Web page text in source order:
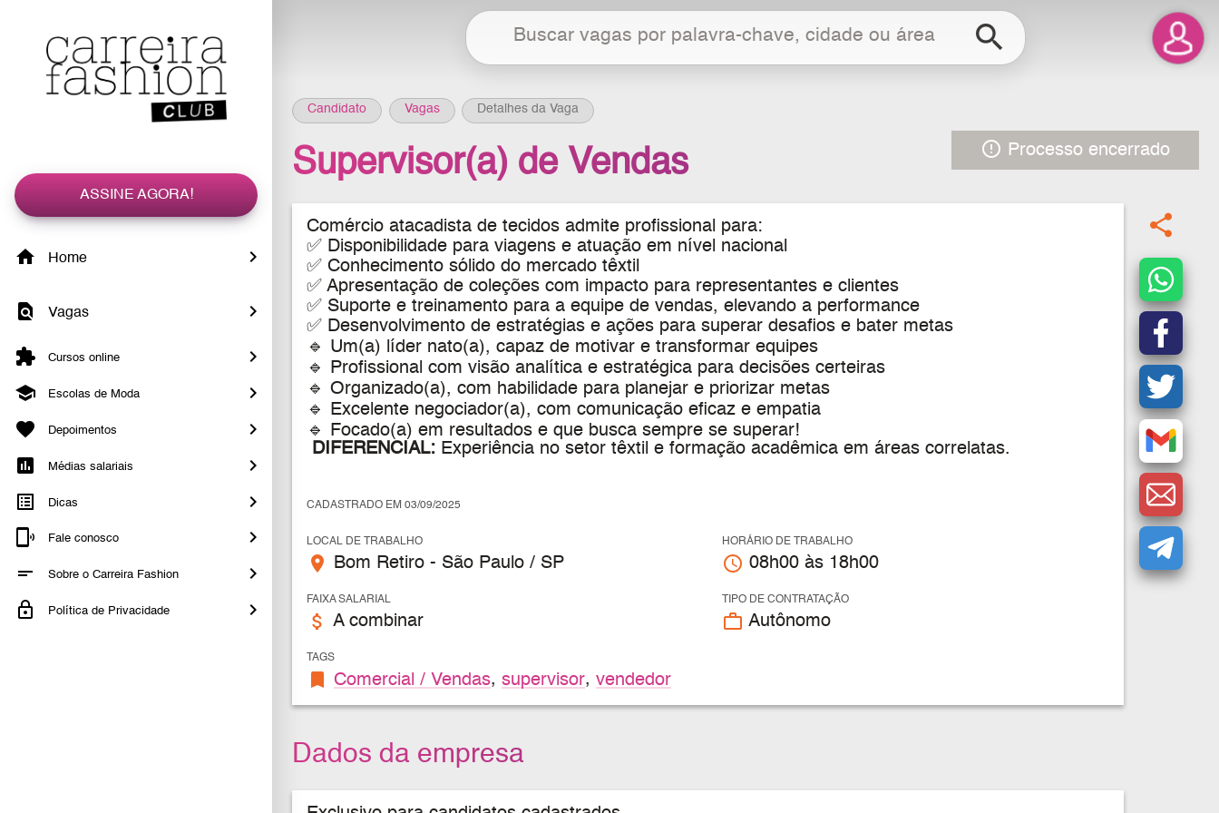
ASSINE AGORA!
Home
Vagas
Cursos online
Escolas de Moda
Depoimentos
Médias salariais
Dicas
Fale conosco
Sobre o Carreira Fashion
Política de Privacidade
search
Candidato Vagas Detalhes da Vaga
error_outline Processo encerrado
Supervisor(a) de Vendas
Comércio atacadista de tecidos admite profissional para:
✅ Disponibilidade para viagens e atuação em nível nacional
✅ Conhecimento sólido do mercado têxtil
✅ Apresentação de coleções com impacto para representantes e clientes
✅ Suporte e treinamento para a equipe de vendas, elevando a performance
✅ Desenvolvimento de estratégias e ações para superar desafios e bater metas
🔹 Um(a) líder nato(a), capaz de motivar e transformar equipes
🔹 Profissional com visão analítica e estratégica para decisões certeiras
🔹 Organizado(a), com habilidade para planejar e priorizar metas
🔹 Excelente negociador(a), com comunicação eficaz e empatia
🔹 Focado(a) em resultados e que busca sempre se superar!
DIFERENCIAL: Experiência no setor têxtil e formação acadêmica em áreas correlatas.
CADASTRADO EM 03/09/2025
LOCAL DE TRABALHO
place Bom Retiro - São Paulo / SP
HORÁRIO DE TRABALHO
access_time 08h00 às 18h00
FAIXA SALARIAL
attach_money A combinar
TIPO DE CONTRATAÇÃO
work_outline Autônomo
TAGS
bookmark Comercial / Vendas, supervisor, vendedor
Dados da empresa
share